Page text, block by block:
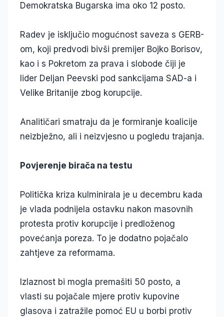
Demokratska Bugarska ima oko 12 posto.
Radev je isključio mogućnost saveza s GERB-
om, koji predvodi bivši premijer Bojko Borisov,
kao i s Pokretom za prava i slobode čiji je
lider Deljan Peevski pod sankcijama SAD-a i
Velike Britanije zbog korupcije.
Analitičari smatraju da je formiranje koalicije
neizbježno, ali i neizvjesno u pogledu trajanja.
Povjerenje birača na testu
Politička kriza kulminirala je u decembru kada
je vlada podnijela ostavku nakon masovnih
protesta protiv korupcije i predloženog
povećanja poreza. To je dodatno pojačalo
zahtjeve za reformama.
Izlaznost bi mogla premašiti 50 posto, a
vlasti su pojačale mjere protiv kupovine
glasova i zatražile pomoć EU u borbi protiv